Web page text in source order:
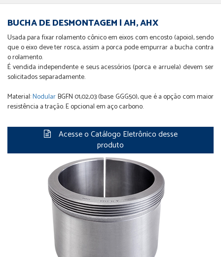
BUCHA DE DESMONTAGEM | AH, AHX
Usada para fixar rolamento cônico em eixos com encosto (apoio), sendo
que o eixo deve ter rosca, assim a porca pode empurrar a bucha contra
o rolamento.
É vendida independente e seus acessórios (porca e arruela) devem ser
solicitados separadamente.
Material:NodularBGFN 01,02,03 (base GGG50), que é a opção com maior
resistência a tração. E opcional em aço carbono.
Acesse o Catálogo Eletrônico desse
produto